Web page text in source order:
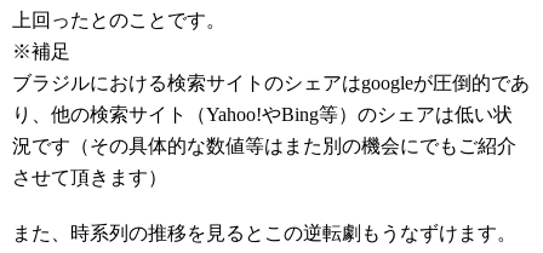
上回ったとのことです。
※補足
ブラジルにおける検索サイトのシェアはgoogleが圧倒的であ
り、他の検索サイト（Yahoo!やBing等）のシェアは低い状
況です（その具体的な数値等はまた別の機会にでもご紹介
させて頂きます）
また、時系列の推移を見るとこの逆転劇もうなずけます。